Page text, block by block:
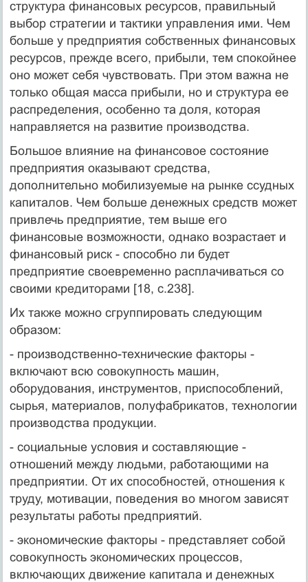
структура финансовых ресурсов, правильный
выбор стратегии и тактики управления ими. Чем
больше у предприятия собственных финансовых
ресурсов, прежде всего, прибыли, тем спокойнее
оно может себя чувствовать. При этом важна не
только общая масса прибыли, но и структура ее
распределения, особенно та доля, которая
направляется на развитие производства.
Большое влияние на финансовое состояние
предприятия оказывают средства,
дополнительно мобилизуемые на рынке ссудных
капиталов. Чем больше денежных средств может
привлечь предприятие, тем выше его
финансовые возможности, однако возрастает и
финансовый риск - способно ли будет
предприятие своевременно расплачиваться со
своими кредиторами [18, c.238].
Их также можно сгруппировать следующим
образом:
- производственно-технические факторы -
включают всю совокупность машин,
оборудования, инструментов, приспособлений,
сырья, материалов, полуфабрикатов, технологии
производства продукции.
- социальные условия и составляющие -
отношений между людьми, работающими на
предприятии. От их способностей, отношения к
труду, мотивации, поведения во многом зависят
результаты работы предприятий.
- экономические факторы - представляет собой
совокупность экономических процессов,
включающих движение капитала и денежных